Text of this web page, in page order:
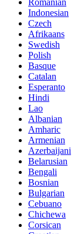
Romanian
Indonesian
Czech
Afrikaans
Swedish
Polish
Basque
Catalan
Esperanto
Hindi
Lao
Albanian
Amharic
Armenian
Azerbaijani
Belarusian
Bengali
Bosnian
Bulgarian
Cebuano
Chichewa
Corsican